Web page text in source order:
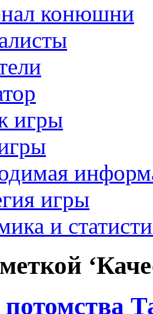
конюшни
игры
игры
и
потомства